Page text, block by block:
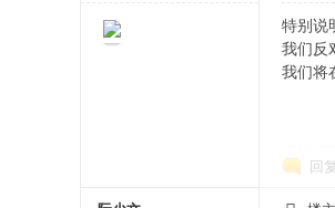
特别说
我们反
我们将
回复